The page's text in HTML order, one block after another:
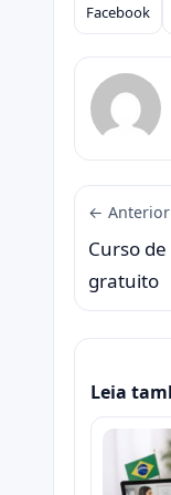
Facebook
← Anterior
Curso
gratuito
Leia